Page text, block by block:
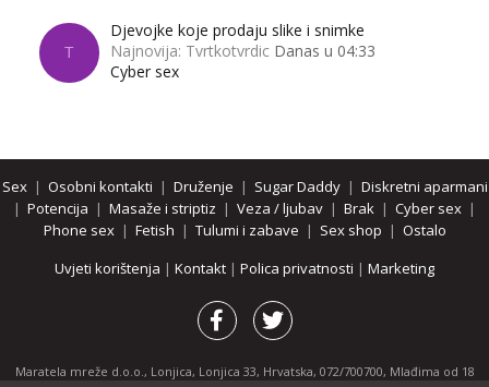
T
Djevojke koje prodaju slike i snimke
Najnovija: Tvrtkotvrdic Danas u 04:33
Cyber sex
Sex| Osobni kontakti | Druženje | Sugar Daddy| Diskretni aparmani
| Potencija | Masaže i striptiz | Veza / ljubav | Brak | Cyber sex |
Phone sex| Fetish | Tulumi i zabave | Sex shop | Ostalo
Uvjeti korištenja | Kontakt | Polica privatnosti | Marketing
Maratela mreže d.o.o., Lonjica, Lonjica 33, Hrvatska, 072/700700, Mlađima od 18